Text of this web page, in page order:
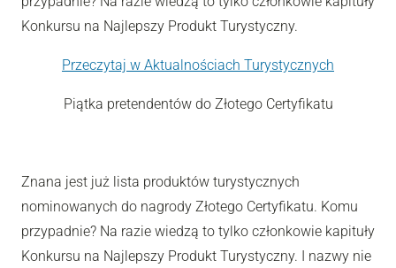
Konkursu na Najlepszy Produkt Turystyczny.
Przeczytaj w Aktualnościach Turystycznych
Piątka pretendentów do Złotego Certyfikatu
Znana jest już lista produktów turystycznych
nominowanych do nagrody Złotego Certyfikatu. Komu
przypadnie? Na razie wiedzą to tylko członkowie kapituły
Konkursu na Najlepszy Produkt Turystyczny. I nazwy nie